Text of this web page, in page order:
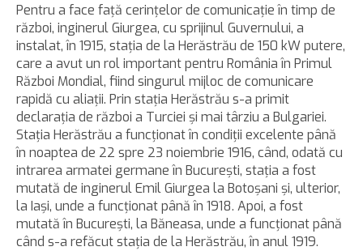
Pentru a face faţă cerinţelor de comunicaţie în timp de
război, inginerul Giurgea, cu sprijinul Guvernului, a
instalat, în 1915, staţia de la Herăstrău de 150 kW putere,
care a avut un rol important pentru România în Primul
Război Mondial, fiind singurul mijloc de comunicare
rapidă cu aliaţii. Prin staţia Herăstrău s-a primit
declaraţia de război a Turciei şi mai târziu a Bulgariei.
Staţia Herăstrău a funcţionat în condiţii excelente până
în noaptea de 22 spre 23 noiembrie 1916, când, odată cu
intrarea armatei germane în Bucureşti, staţia a fost
mutată de inginerul Emil Giurgea la Botoşani şi, ulterior,
la Iaşi, unde a funcţionat până în 1918. Apoi, a fost
mutată în Bucureşti, la Băneasa, unde a funcţionat până
când s-a refăcut staţia de la Herăstrău, în anul 1919.